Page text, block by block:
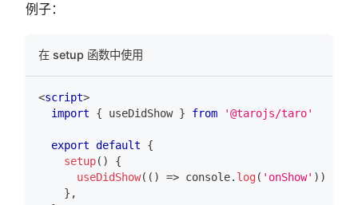
例子：
在 setup 函数中使用
<script>
import
{ useDidShow } from '@tarojs/taro'
export default
{
setup( )
{
useDidShow( ( ) => console. log( 'onShow' ) )
} ,